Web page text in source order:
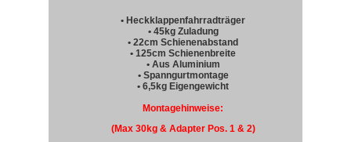
• Heckklappenfahrradträger
• 45kg Zuladung
• 22cm Schienenabstand
• 125cm Schienenbreite
• Aus Aluminium
• Spanngurtmontage
• 6,5kg Eigengewicht
Montagehinweise:
(Max 30kg & Adapter Pos. 1 & 2)